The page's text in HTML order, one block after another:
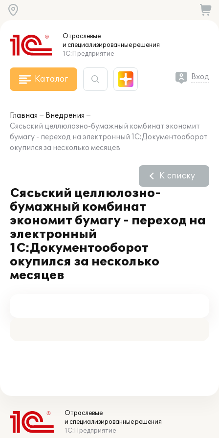
Отраслевые
и специализированныерешения
1С:Предприятие
Каталог Вход
Главная
Внедрения
Сясьский целлюлозно-бумажный комбинат экономит
бумагу - переход на электронный 1С:Документооборот
окупился за несколько месяцев
Сясьский целлюлозно-
бумажный комбинат
экономит бумагу - переход на
электронный
1С:Документооборот
окупился за несколько
месяцев
К списку
Отраслевые
и специализированные решения
1С:Предприятие